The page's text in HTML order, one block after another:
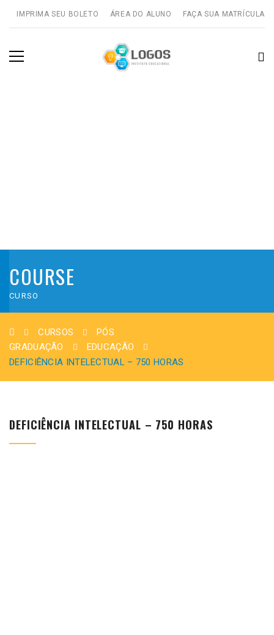
IMPRIMA SEU BOLETO ÁREA DO ALUNO FAÇA SUA MATRÍCULA
COURSE
CURSO
CURSOS
PÓS
GRADUAÇÃO
EDUCAÇÃO
DEFICIÊNCIA INTELECTUAL – 750 HORAS
DEFICIÊNCIA INTELECTUAL – 750 HORAS